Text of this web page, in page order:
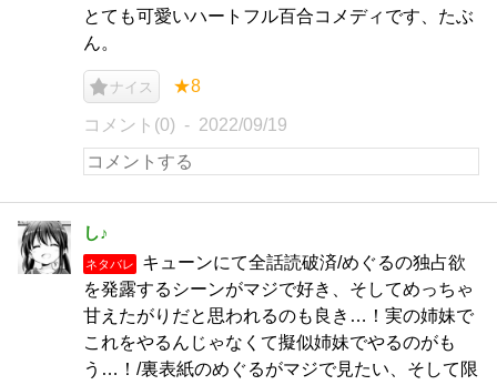
とても可愛いハートフル百合コメディです、たぶ
ん。
ナイス ★8
コメント(0) 2022/09/19
し♪
ネタバレ
キューンにて全話読破済/めぐるの独占欲
を発露するシーンがマジで好き、そしてめっちゃ
甘えたがりだと思われるのも良き…！実の姉妹で
これをやるんじゃなくて擬似姉妹でやるのがも
う…！/裏表紙のめぐるがマジで見たい、そして限